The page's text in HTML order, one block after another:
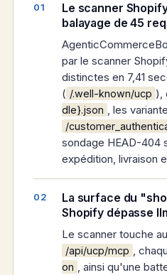
Le scanner
balayage de 45
par le scanner
distinctes en 7,41
( /.well-known/ucp ),
dle}.json , les
/
sondage HEAD-404
expédition, livraison
La surface du
Shopify dépasse
Le scanner touche
/api/ucp/mcp ,
on , ainsi qu'une